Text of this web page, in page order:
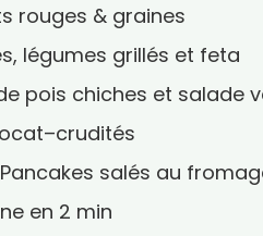
rouges & graines
légumes grillés et feta
pois chiches et salade
salés au
en 2 min